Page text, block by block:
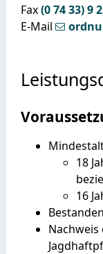
Fax(07433) 9
E-Mail
18
16